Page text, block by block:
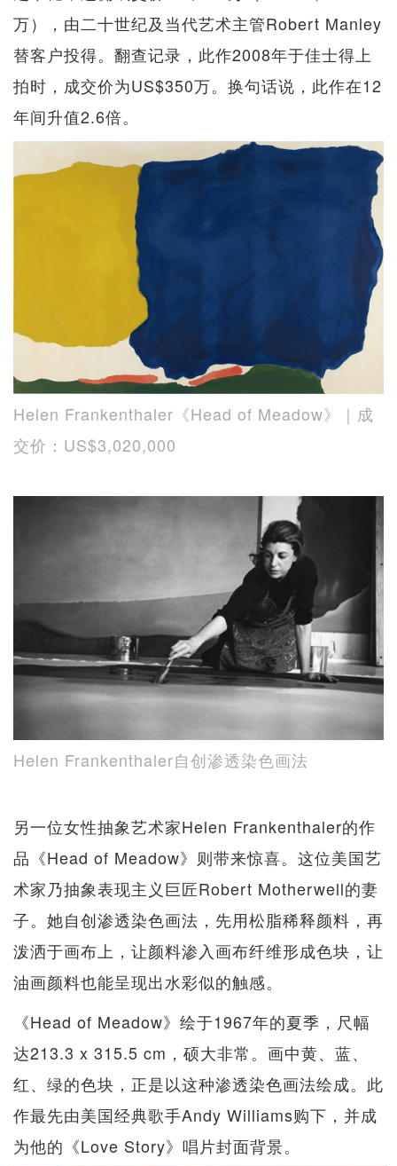
万），由二十世纪及当代艺术主管Robert Manley
替客户投得。翻查记录，此作2008年于佳士得上
拍时，成交价为US$350万。换句话说，此作在12
年间升值2.6倍。
Helen Frankenthaler《Head of Meadow》｜成
交价：US$3,020,000
Helen Frankenthaler自创渗透染色画法
另一位女性抽象艺术家Helen Frankenthaler的作
品《Head of Meadow》则带来惊喜。这位美国艺
术家乃抽象表现主义巨匠Robert Motherwell的妻
子。她自创渗透染色画法，先用松脂稀释颜料，再
泼洒于画布上，让颜料渗入画布纤维形成色块，让
油画颜料也能呈现出水彩似的触感。
《Head of Meadow》绘于1967年的夏季，尺幅
达213.3 x 315.5 cm，硕大非常。画中黄、蓝、
红、绿的色块，正是以这种渗透染色画法绘成。此
作最先由美国经典歌手Andy Williams购下，并成
为他的《Love Story》唱片封面背景。